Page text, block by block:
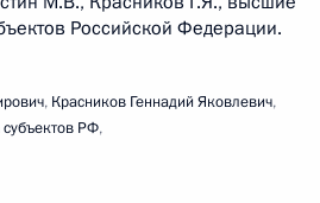
Российской Федерации.
, Красников Геннадий Яковлевич,
РФ,